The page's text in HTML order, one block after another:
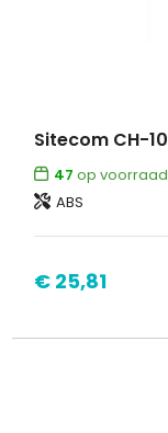
47 op voorraad
ABS
€ 25,81